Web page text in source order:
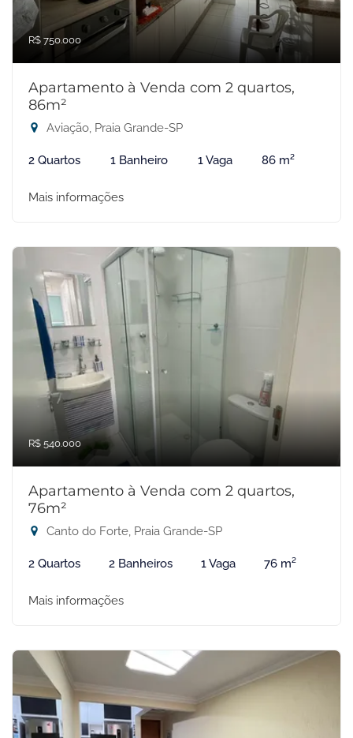
R$ 750.000
Apartamento à Venda com 2 quartos,
86m²
Aviação, Praia Grande-SP
2 Quartos 1 Banheiro 1 Vaga 86 m²
Mais informações
R$ 540.000
Apartamento à Venda com 2 quartos,
76m²
Canto do Forte, Praia Grande-SP
2 Quartos 2 Banheiros 1 Vaga 76 m²
Mais informações